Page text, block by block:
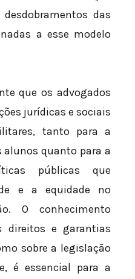
das
a esse modelo
que os advogados
jurídicas e sociais
tanto para a
alunos quanto para a
públicas que
e a equidade no
O conhecimento
direitos e garantias
sobre a legislação
é essencial para a